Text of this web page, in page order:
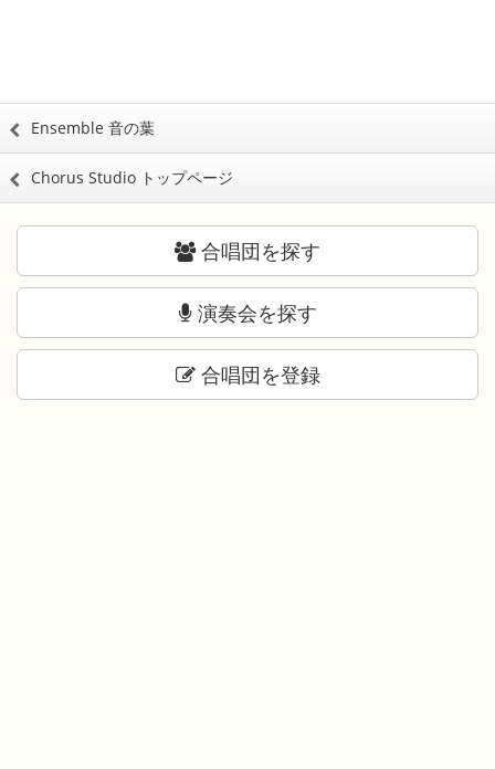
Ensemble 音の葉
Chorus Studio トップページ
合唱団を探す
演奏会を探す
合唱団を登録